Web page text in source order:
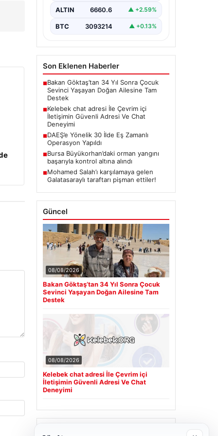
birçok…
ALTIN 6660.6 ▲ +2.59%
BTC 3093214 ▲ +0.13%
Son Eklenen Haberler
■Bakan Göktaş’tan 34 Yıl Sonra Çocuk
Sevinci Yaşayan Doğan Ailesine Tam
Destek
■Kelebek chat adresi İle Çevrim içi
İletişimin Güvenli Adresi Ve Chat
Deneyimi
■DAEŞ’e Yönelik 30 İlde Eş Zamanlı
Operasyon Yapıldı
■Bursa Büyükorhan’daki orman yangını
başarıyla kontrol altına alındı
■Mohamed Salah’ı karşılamaya gelen
Galatasaraylı taraftarı pişman ettiler!
Güncel
08/08/2026
Bakan Göktaş’tan 34 Yıl Sonra Çocuk
Sevinci Yaşayan Doğan Ailesine Tam
Destek
08/08/2026
Kelebek chat adresi İle Çevrim içi
İletişimin Güvenli Adresi Ve Chat
Deneyimi